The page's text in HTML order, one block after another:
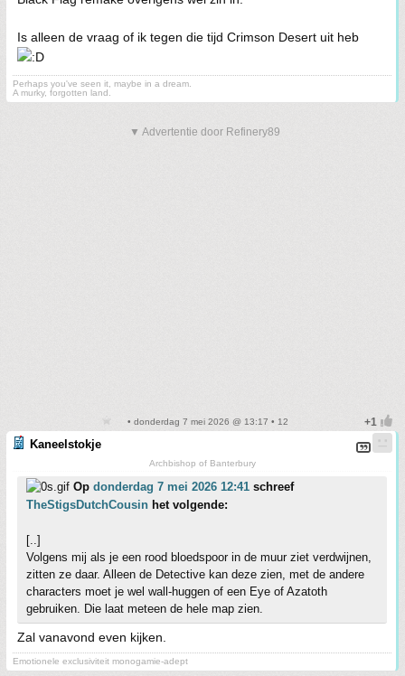
Is alleen de vraag of ik tegen die tijd Crimson Desert uit heb
Perhaps you've seen it, maybe in a dream.
A murky, forgotten land.
▼ Advertentie door Refinery89
• donderdag 7 mei 2026 @ 13:17 • 12
Kaneelstokje
Archbishop of Banterbury
Op donderdag 7 mei 2026 12:41 schreef
TheStigsDutchCousin het volgende:
[..]
Volgens mij als je een rood bloedspoor in de muur ziet verdwijnen,
zitten ze daar. Alleen de Detective kan deze zien, met de andere
characters moet je wel wall-huggen of een Eye of Azatoth
gebruiken. Die laat meteen de hele map zien.
Zal vanavond even kijken.
Emotionele exclusiviteit monogamie-adept